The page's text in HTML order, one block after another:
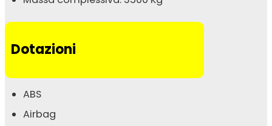
Dotazioni
ABS
Airbag